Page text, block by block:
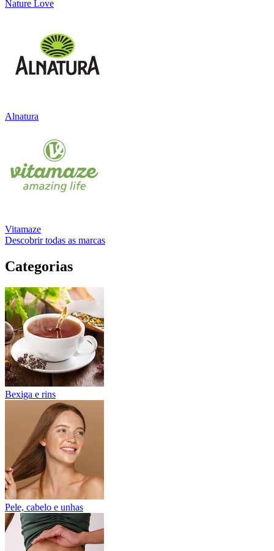
Nature Love
Alnatura
Vitamaze
Descobrir todas as marcas
Categorias
Bexiga e rins
Pele, cabelo e unhas